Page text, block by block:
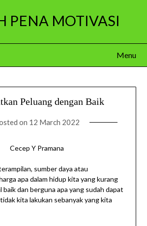
PENA MOTIVASI
Menu
Peluang dengan Baik
on 12 March 2022
Cecep Y Pramana
sumber daya atau
apa dalam hidup kita yang kurang
baik dan berguna apa yang sudah dapat
kita lakukan sebanyak yang kita